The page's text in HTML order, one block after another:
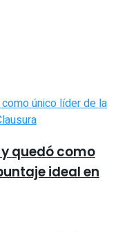
quedó como
ideal en